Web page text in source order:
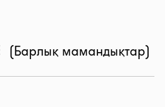
(Барлық мамандықтар)